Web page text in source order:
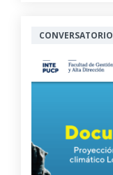
CONVERSATORIO